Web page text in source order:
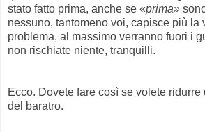
stato fatto prima, anche se «prima»
nessuno, tantomeno voi, capisce più la
problema, al massimo verranno fuori i
non rischiate niente, tranquilli.
Ecco. Dovete fare così se volete
del baratro.